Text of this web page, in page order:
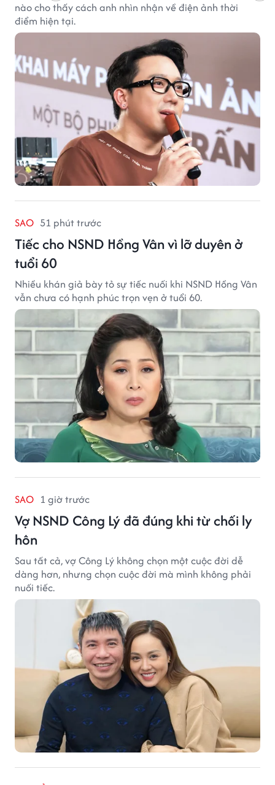
nào cho thấy cách anh nhìn nhận về điện ảnh thời
điểm hiện tại.
SAO 51 phút trước
Tiếc cho NSND Hồng Vân vì lỡ duyên ở
tuổi 60
Nhiều khán giả bày tỏ sự tiếc nuối khi NSND Hồng Vân
vẫn chưa có hạnh phúc trọn vẹn ở tuổi 60.
SAO 1 giờ trước
Vợ NSND Công Lý đã đúng khi từ chối ly
hôn
Sau tất cả, vợ Công Lý không chọn một cuộc đời dễ
dàng hơn, nhưng chọn cuộc đời mà mình không phải
nuối tiếc.